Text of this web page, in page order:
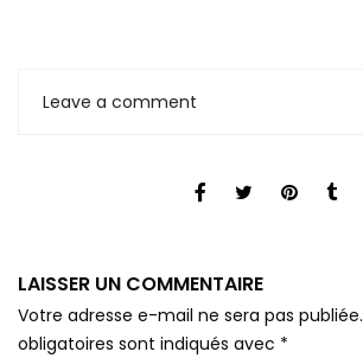
Leave a comment
LAISSER UN COMMENTAIRE
Votre adresse e-mail ne sera pas publiée.
obligatoires sont indiqués avec *